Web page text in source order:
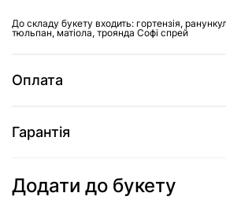
До складу букету входить: гортензія,
тюльпан, матіола, троянда Софі спрей
Оплата
Гарантія
Додати до букету